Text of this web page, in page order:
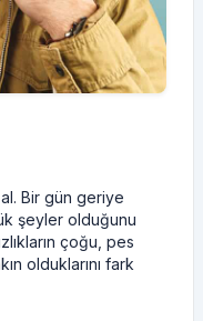
Bir gün geriye
şeyler olduğunu
çoğu, pes
olduklarını fark